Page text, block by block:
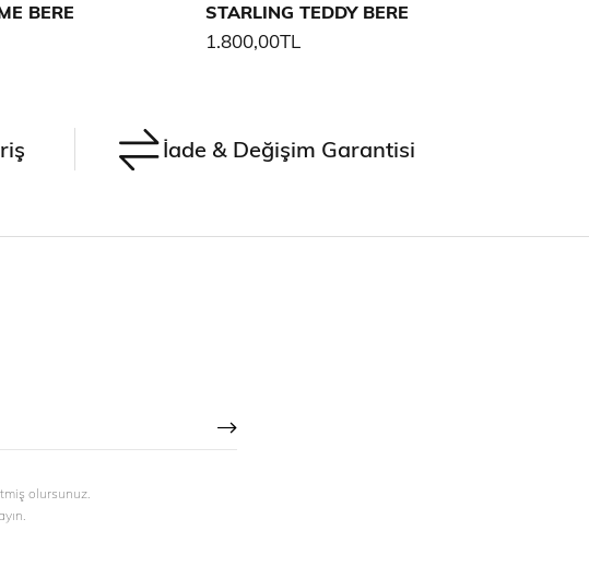
BERE STARLING TEDDY BERE
1.800,00TL
İade & Değişim Garantisi
olursunuz.